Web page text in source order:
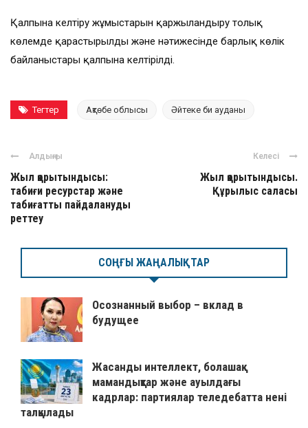
Қалпына келтіру жұмыстарын қаржыландыру толық
көлемде қарастырылды және нәтижесінде барлық көлік
байланыстары қалпына келтірілді.
Тегтер Ақтөбе облысы Әйтеке би ауданы
Алдыңғы
Жыл қорытындысы:
табиғи ресурстар және
табиғатты пайдалануды
реттеу
Келесі
Жыл қорытындысы.
Құрылыс саласы
СОҢҒЫ ЖАҢАЛЫҚТАР
Осознанный выбор – вклад в
будущее
Жасанды интеллект, болашақ
мамандықтар және ауылдағы
кадрлар: партиялар теледебатта нені
талқылады